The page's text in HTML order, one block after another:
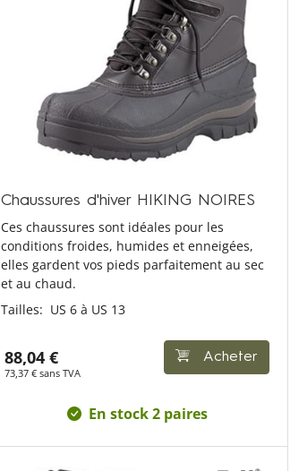
Chaussures d'hiver HIKING NOIRES
Ces chaussures sont idéales pour les
conditions froides, humides et enneigées,
elles gardent vos pieds parfaitement au sec
et au chaud.
Tailles: US 6 à US 13
88,04 €
73,37 € sans TVA
Acheter
En stock 2 paires